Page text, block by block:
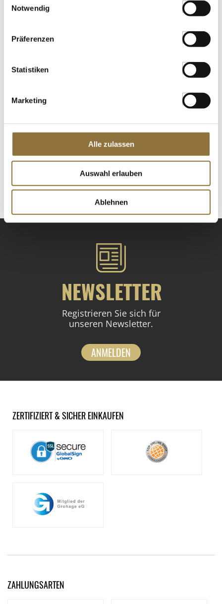
Notwendig
Präferenzen
Statistiken
Marketing
Alle zulassen
Auswahl erlauben
Ablehnen
€ 22,27
St.
KENNZEICHNUNGEN U. SPEZIFIKATIONEN
Suppensieb - Better Food, ø 40cm,
€ 10,63
St.
NEWSLETTER
Registrieren Sie sich für
unseren Newsletter.
ANMELDEN
ZERTIFIZIERT & SICHER EINKAUFEN
ZAHLUNGSARTEN